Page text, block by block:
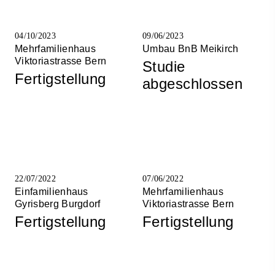
04/10/2023
Mehrfamilienhaus
Viktoriastrasse Bern
Fertigstellung
09/06/2023
Umbau BnB Meikirch
Studie
abgeschlossen
22/07/2022
Einfamilienhaus
Gyrisberg Burgdorf
Fertigstellung
07/06/2022
Mehrfamilienhaus
Viktoriastrasse Bern
Fertigstellung